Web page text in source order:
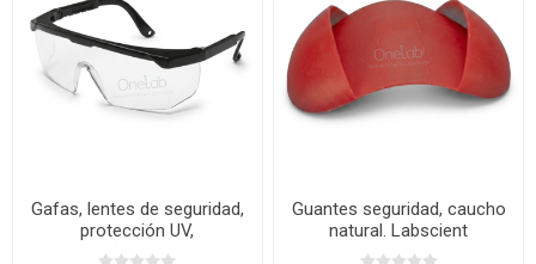
Gafas, lentes de seguridad,
protección UV,
antiempañante. Labscient
Guantes seguridad, caucho
natural. Labscient